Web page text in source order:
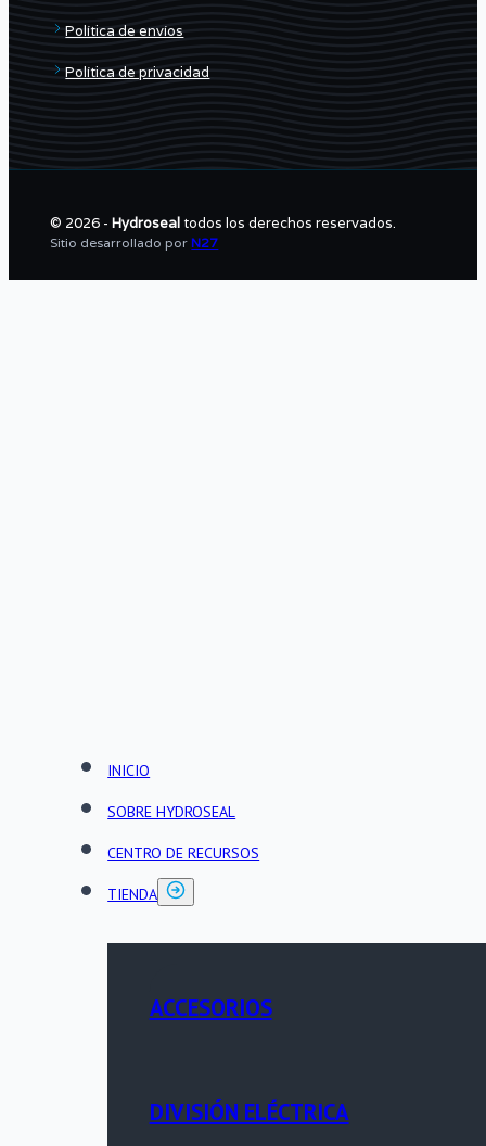
INICIO
SOBRE HYDROSEAL
CENTRO DE RECURSOS
TIENDA
ACCESORIOS
DIVISIÓN ELÉCTRICA
Política de envíos
Política de privacidad
© 2026 -Hydroseal todos los derechos reservados.
Sitio desarrollado porN27